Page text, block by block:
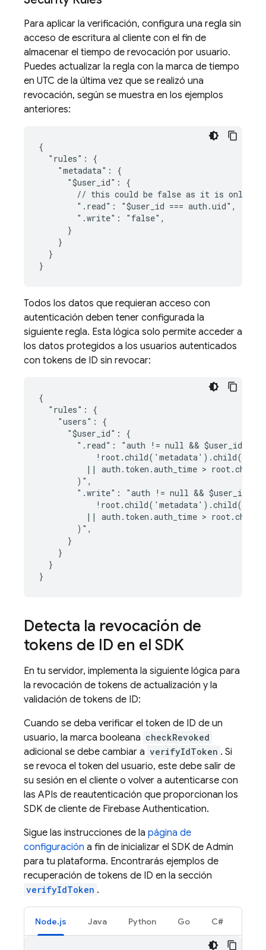
Para aplicar la verificación, configura una regla sin
acceso de escritura al cliente con el fin de
almacenar el tiempo de revocación por usuario.
Puedes actualizar la regla con la marca de tiempo
en UTC de la última vez que se realizó una
revocación, según se muestra en los ejemplos
anteriores:
{
  "rules": {
    "metadata": {
      "$user_id": {
// this could be false as it is only
        ".read": "$user_id === auth.uid",
        ".write": "false",
      }
    }
  }
Todos los datos que requieran acceso con
autenticación deben tener configurada la
siguiente regla. Esta lógica solo permite acceder a
los datos protegidos a los usuarios autenticados
con tokens de ID sin revocar:
{
  "rules": {
    "users": {
      "$user_id": {
".read": "auth != null && $user_id ===
|| auth.token.auth_time >
        )",
".write": "auth != null && $user_id
|| auth.token.auth_time >
        )",
      }
    }
  }
Detecta la revocación de
tokens de ID en el SDK
En tu servidor, implementa la siguiente lógica para
la revocación de tokens de actualización y la
validación de tokens de ID:
Cuando se deba verificar el token de ID de un
usuario, la marca booleana checkRevoked
adicional se debe cambiar a verifyIdToken . Si
se revoca el token del usuario, este debe salir de
su sesión en el cliente o volver a autenticarse con
las APIs de reautenticación que proporcionan los
SDK de cliente de Firebase Authentication.
Sigue las instrucciones de la página de
configuración a fin de inicializar el SDK de Admin
para tu plataforma. Encontrarás ejemplos de
recuperación de tokens de ID en la sección
verifyIdToken .
Node.js Java Python Go C#